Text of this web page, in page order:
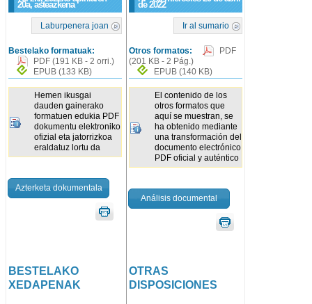
20a, asteazkena de 2022
Laburpenera joan
Bestelako formatuak:
PDF (191 KB - 2 orri.)
EPUB (133 KB)
Hemen ikusgai
dauden gainerako
formatuen edukia PDF
dokumentu elektroniko
ofizial eta jatorrizkoa
eraldatuz lortu da
Azterketa dokumentala
Ir al sumario
Otros formatos:
PDF
(201 KB - 2 Pág.)
EPUB(140 KB)
El contenido de los
otros formatos que
aquí se muestran, se
ha obtenido mediante
una transformación del
documento electrónico
PDF oficial y auténtico
Análisis documental
BESTELAKO
XEDAPENAK
OTRAS
DISPOSICIONES